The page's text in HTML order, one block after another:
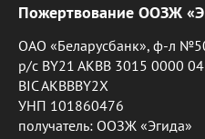
Пожертвование ООЗЖ
ОАО «Беларусбанк», ф-л
р/с BY21 AKBB 3015 0000
BIC AKBBBY2X
УНП 101860476
получатель: ООЗЖ «Эгида»